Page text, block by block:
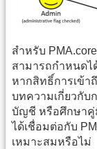
สำหรับ
สามารถกำหนดไ
หากสิทธิ์การเข้า
บทความเกี่ยวกับ
บัญชี หรือศึกษาคู่
ได้เชื่อมต่อกับ
เหมาะสมหรือไม่